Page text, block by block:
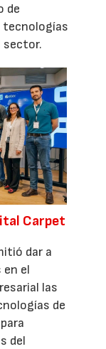
de
tecnologías
sector.
Carpet
dar a
en el
las
de
del